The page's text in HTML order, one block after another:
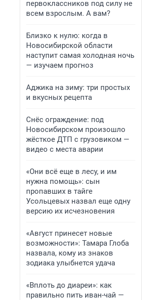
первоклассников под силу не
всем взрослым. А вам?
Близко к нулю: когда в
Новосибирской области
наступит самая холодная ночь
— изучаем прогноз
Аджика на зиму: три простых
и вкусных рецепта
Снёс ограждение: под
Новосибирском произошло
жёсткое ДТП с грузовиком —
видео с места аварии
«Они всё еще в лесу, и им
нужна помощь»: сын
пропавших в тайге
Усольцевых назвал еще одну
версию их исчезновения
«Август принесет новые
возможности»: Тамара Глоба
назвала, кому из знаков
зодиака улыбнется удача
«Вплоть до диареи»: как
правильно пить иван-чай —